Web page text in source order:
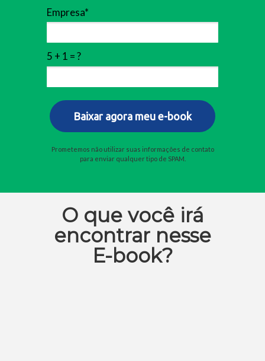
Empresa*
5 + 1 = ?
Baixar agora meu e-book
Prometemos não utilizar suas informações de contato
para enviar qualquer tipo de SPAM.
O que você irá
encontrar nesse
E-book?